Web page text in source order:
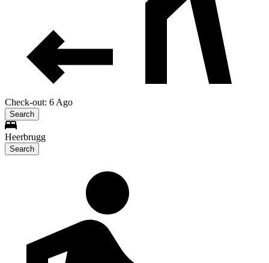
Check-out: 6 Ago
Search
Heerbrugg
Search